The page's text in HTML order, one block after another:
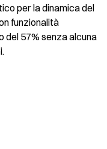
per la dinamica del
funzionalità
del 57% senza alcuna